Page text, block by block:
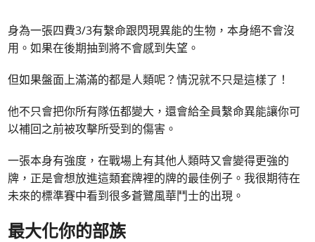
身為一張四費3/3有繫命跟閃現異能的生物，本身絕不會沒
用。如果在後期抽到將不會感到失望。
但如果盤面上滿滿的都是人類呢？情況就不只是這樣了！
他不只會把你所有隊伍都變大，還會給全員繫命異能讓你可
以補回之前被攻擊所受到的傷害。
一張本身有強度，在戰場上有其他人類時又會變得更強的
牌，正是會想放進這類套牌裡的牌的最佳例子。我很期待在
未來的標準賽中看到很多蒼鷺風華鬥士的出現。
最大化你的部族